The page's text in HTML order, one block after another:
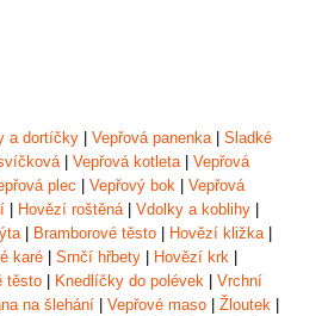
a dortíčky Vepřová panenka| Sladké
| Vepřová kotleta| Vepřová
plec Vepřový bok
Vepřová
Hovězí roštěná| Vdolky a koblihy
| Bramborové těsto Hovězí kližka|
karé Srnčí hřbety Hovězí krk
těsto Knedlíčky do polévek
Vrchní
na šlehání Vepřové maso Žloutek